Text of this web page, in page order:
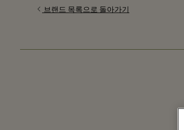
브랜드 목록으로 돌아가기